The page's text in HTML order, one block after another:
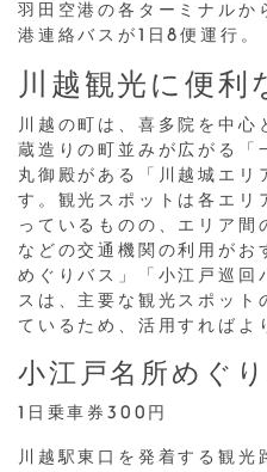
羽田空港の各ターミナルか
港連絡バスが1日8便運行。
川越観光に便利
川越の町は、喜多院を中心
蔵造りの町並みが広がる「
丸御殿がある「川越城エリ
す。観光スポットは各エリ
っているものの、エリア間
などの交通機関の利用がお
めぐりバス」「小江戸巡回
スは、主要な観光スポット
ているため、活用すればよ
小江戸名所めぐ
1日乗車券300円
川越駅東口を発着する観光